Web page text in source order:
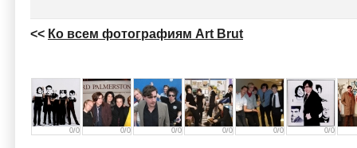
<< Ко всем фотографиям Art Brut
0/0 0/0 0/0 0/0 0/0 0/0